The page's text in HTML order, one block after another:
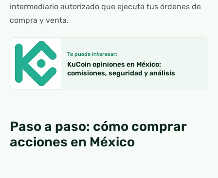
intermediario autorizado que ejecuta tus órdenes de
compra y venta.
Te puede interesar:
KuCoin opiniones en México:
comisiones, seguridad y análisis
Paso a paso: cómo comprar
acciones en México